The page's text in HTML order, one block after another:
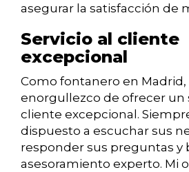
asegurar la satisfacción de
Servicio al cliente
excepcional
Como fontanero en Madrid,
enorgullezco de ofrecer un
cliente excepcional.
dispuesto a escuchar sus
responder sus preguntas y
asesoramiento experto. Mi